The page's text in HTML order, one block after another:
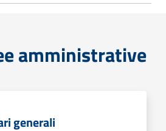
amministrative
generali